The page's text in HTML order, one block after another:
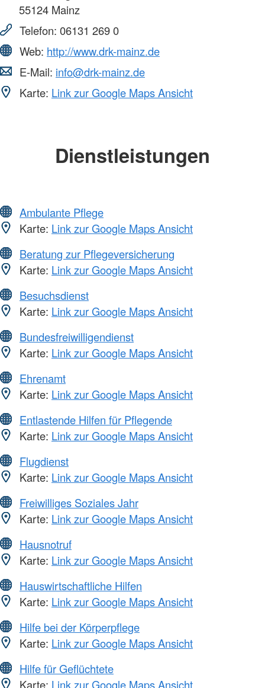
55124 Mainz
Telefon: 06131 269 0
Web: http://www.drk-mainz.de
E-Mail: info@drk-mainz.de
Karte: Link zur Google Maps Ansicht
Dienstleistungen
Ambulante Pflege
Karte: Link zur Google Maps Ansicht
Beratung zur Pflegeversicherung
Karte: Link zur Google Maps Ansicht
Besuchsdienst
Karte: Link zur Google Maps Ansicht
Bundesfreiwilligendienst
Karte: Link zur Google Maps Ansicht
Ehrenamt
Karte: Link zur Google Maps Ansicht
Entlastende Hilfen für Pflegende
Karte: Link zur Google Maps Ansicht
Flugdienst
Karte: Link zur Google Maps Ansicht
Freiwilliges Soziales Jahr
Karte: Link zur Google Maps Ansicht
Hausnotruf
Karte: Link zur Google Maps Ansicht
Hauswirtschaftliche Hilfen
Karte: Link zur Google Maps Ansicht
Hilfe bei der Körperpflege
Karte: Link zur Google Maps Ansicht
Hilfe für Geflüchtete
Karte: Link zur Google Maps Ansicht